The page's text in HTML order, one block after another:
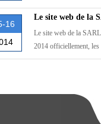
Le site web de la
16
Le site web de la
2014 officiellement,